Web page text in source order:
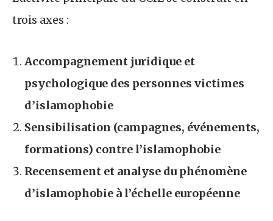
trois axes :
Accompagnement juridique et
psychologique des personnes victimes
d’islamophobie
Sensibilisation (campagnes, événements,
formations) contre l’islamophobie
Recensement et analyse du phénomène
d’islamophobie à l’échelle européenne